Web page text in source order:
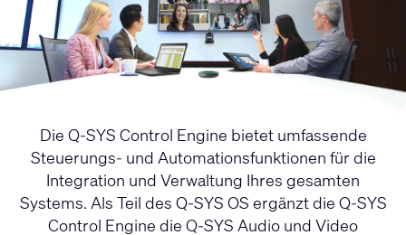
Français
日本語
한국어
China (中文)
Die Q-SYS Control Engine bietet umfassende
Steuerungs- und Automationsfunktionen für die
Integration und Verwaltung Ihres gesamten
Systems. Als Teil des Q-SYS OS ergänzt die Q-SYS
Control Engine die Q-SYS Audio und Video